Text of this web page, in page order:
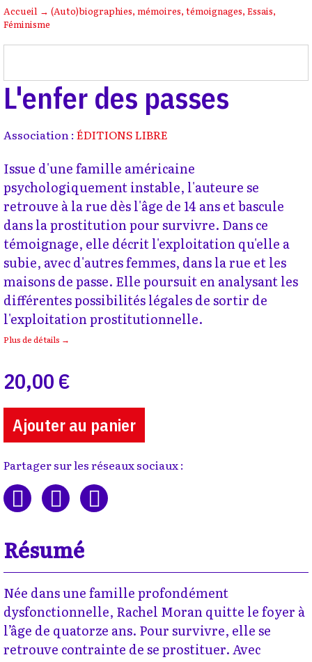
Accueil → (Auto)biographies, mémoires, témoignages, Essais,
Féminisme
L'enfer des passes
Association : ÉDITIONS LIBRE
Issue d'une famille américaine
psychologiquement instable, l'auteure se
retrouve à la rue dès l'âge de 14 ans et bascule
dans la prostitution pour survivre. Dans ce
témoignage, elle décrit l'exploitation qu'elle a
subie, avec d'autres femmes, dans la rue et les
maisons de passe. Elle poursuit en analysant les
différentes possibilités légales de sortir de
l'exploitation prostitutionnelle.
Plus de détails →
20,00 €
Ajouter au panier
Partager sur les réseaux sociaux :
Résumé
Née dans une famille profondément
dysfonctionnelle, Rachel Moran quitte le foyer à
l’âge de quatorze ans. Pour survivre, elle se
retrouve contrainte de se prostituer. Avec